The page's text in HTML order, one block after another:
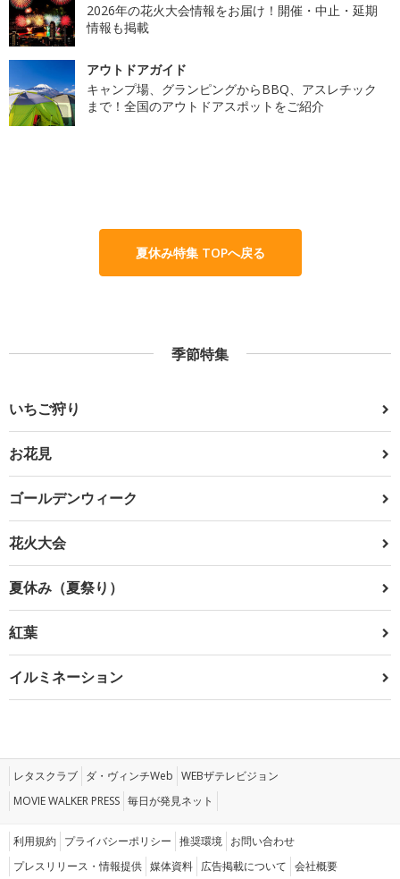
2026年の花火大会情報をお届け！開催・中止・延期
情報も掲載
アウトドアガイド
キャンプ場、グランピングからBBQ、アスレチック
まで！全国のアウトドアスポットをご紹介
夏休み特集 TOPへ戻る
季節特集
いちご狩り
お花見
ゴールデンウィーク
花火大会
夏休み（夏祭り）
紅葉
イルミネーション
レタスクラブ ダ・ヴィンチWeb WEBザテレビジョン
MOVIE WALKER PRESS 毎日が発見ネット
利用規約 プライバシーポリシー 推奨環境 お問い合わせ
プレスリリース・情報提供 媒体資料 広告掲載について 会社概要